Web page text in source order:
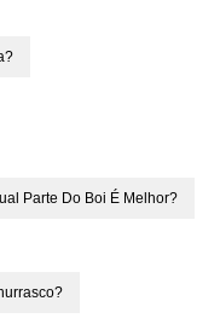
Parte Do Boi É Melhor?